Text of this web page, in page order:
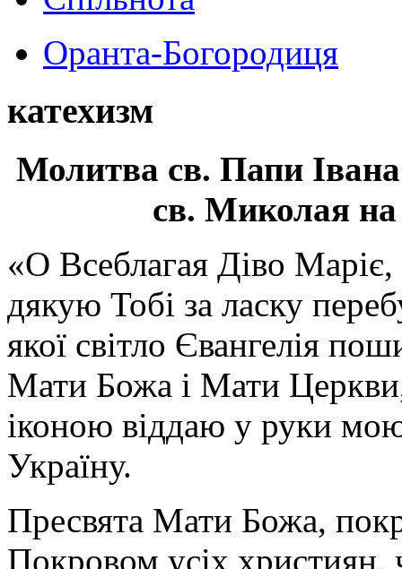
Оранта-Богородиця
катехизм
Молитва св. Папи
св. Миколая на
«О Всеблагая Діво
дякую Тобі за ласку
якої світло Євангелія
Мати Божа і Мати
іконою віддаю у руки
Україну.
Пресвята Мати Божа,
Покровом усіх християн,